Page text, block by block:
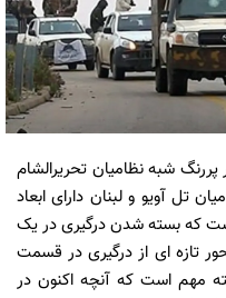
شبه نظامیان تحریرالشام
تل آویو و لبنان دارای ابعاد
که بسته شدن درگیری در یک
تازه ای از درگیری در قسمت
مهم است که آنچه اکنون در